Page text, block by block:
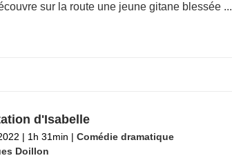
sur la route une jeune gitane blessée ...
d'Isabelle
| 1h 31min | Comédie dramatique
Doillon